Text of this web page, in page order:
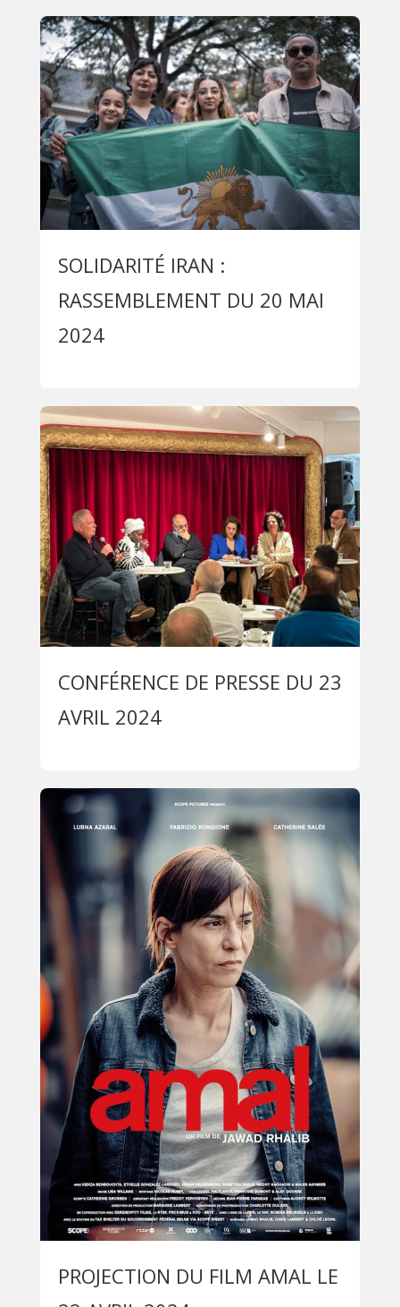
SOLIDARITÉ IRAN :
RASSEMBLEMENT DU 20 MAI
2024
CONFÉRENCE DE PRESSE DU 23
AVRIL 2024
PROJECTION DU FILM AMAL LE